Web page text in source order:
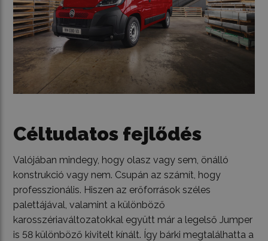
Céltudatos fejlődés
Valójában mindegy, hogy olasz vagy sem, önálló
konstrukció vagy nem. Csupán az számít, hogy
professzionális. Hiszen az erőforrások széles
palettájával, valamint a különböző
karosszériaváltozatokkal együtt már a legelső Jumper
is 58 különböző kivitelt kínált. Így bárki megtalálhatta a